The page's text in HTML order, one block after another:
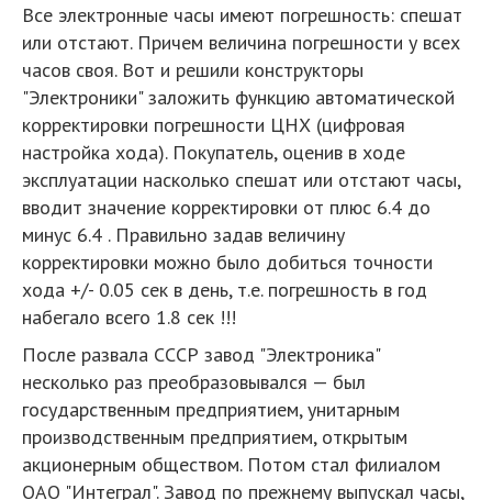
Все электронные часы имеют погрешность: спешат
или отстают. Причем величина погрешности у всех
часов своя. Вот и решили конструкторы
"Электроники" заложить функцию автоматической
корректировки погрешности ЦНХ (цифровая
настройка хода). Покупатель, оценив в ходе
эксплуатации насколько спешат или отстают часы,
вводит значение корректировки от плюс 6.4 до
минус 6.4 . Правильно задав величину
корректировки можно было добиться точности
хода +/- 0.05 сек в день, т.е. погрешность в год
набегало всего 1.8 сек !!!
После развала СССР завод "Электроника"
несколько раз преобразовывался — был
государственным предприятием, унитарным
производственным предприятием, открытым
акционерным обществом. Потом стал филиалом
ОАО "Интеграл". Завод по прежнему выпускал часы,